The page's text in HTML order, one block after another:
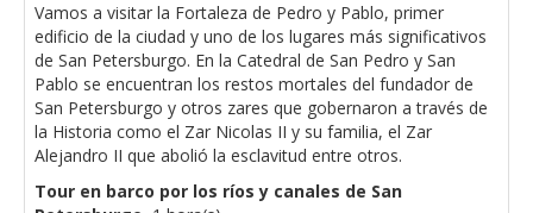
Vamos a visitar la Fortaleza de Pedro y Pablo, primer
edificio de la ciudad y uno de los lugares más significativos
de San Petersburgo. En la Catedral de San Pedro y San
Pablo se encuentran los restos mortales del fundador de
San Petersburgo y otros zares que gobernaron a través de
la Historia como el Zar Nicolas II y su familia, el Zar
Alejandro II que abolió la esclavitud entre otros.
Tour en barco por los ríos y canales de San